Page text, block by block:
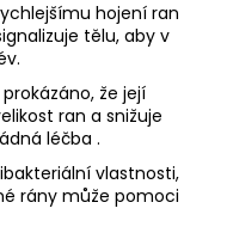
hojení ran
tělu, aby v
že její
ran a snižuje
léčba .
vlastnosti,
rány může pomoci